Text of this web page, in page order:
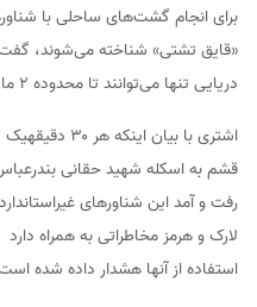
برای انجام گشت‌های ساحلی با
«قایق تشتی» شناخته می‌شوند،
دریایی تنها می‌توانند تا محدوده ۲ مایلی از ساحل جزیره گشت زنی کنند.
اشتری با
قشم به اسکله شهید حقانی
رفت و آمد این شناورهای
لارک و هرمز مخاطراتی به همراه
استفاده از آنها هشدار داده شده